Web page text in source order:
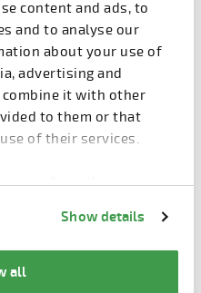
content and ads, to
and to analyse our
about your use of
advertising and
it with other
to them or that
of their services.
from the
Show details
all
станина,
массивных плит,
в том числе.